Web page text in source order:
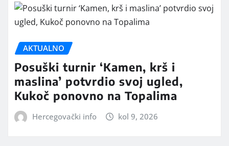
AKTUALNO
Posuški turnir ‘Kamen, krš i
maslina’ potvrdio svoj ugled,
Kukoč ponovno na Topalima
Hercegovački info kol 9, 2026